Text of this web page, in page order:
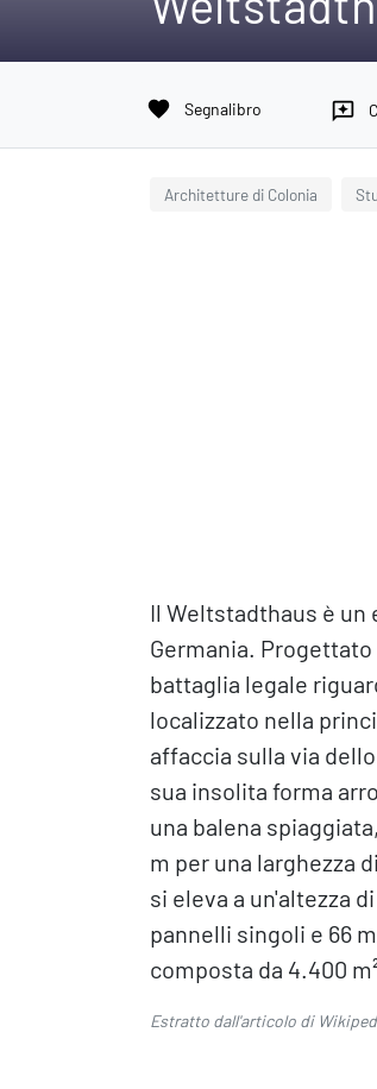
favorite Segnalibro reviews
Architetture di Colonia
Il Weltstadthaus è un
Germania.
battaglia legale
localizzato nella
affaccia sulla via
sua insolita forma
una balena
m per una larghezza
si eleva a un'altezza
pannelli singoli e 66
composta da 4.400
Estratto dall'articolo di